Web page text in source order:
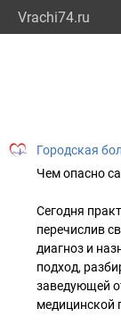
Vrachi74.ru
Городская
Чем опасно
Сегодня
перечислив
диагноз и
подход,
заведующей